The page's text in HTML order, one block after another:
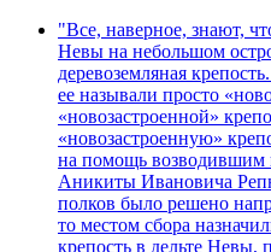
"Все, наверное, знают,
Невы на небольшом
деревоземляная
ее называли просто
«новозастроенной»
«новозастроенную»
на помощь возводившим
Аникиты Ивановича
полков было решено
то местом сбора
крепость в дельте Невы,